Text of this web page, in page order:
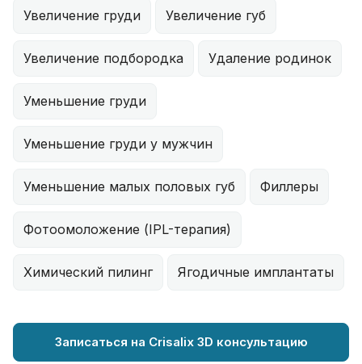
Увеличение груди Увеличение губ
Увеличение подбородка Удаление родинок
Уменьшение груди
Уменьшение груди у мужчин
Уменьшение малых половых губ Филлеры
Фотоомоложение (IPL-терапия)
Химический пилинг Ягодичные имплантаты
Записаться на Crisalix 3D консультацию